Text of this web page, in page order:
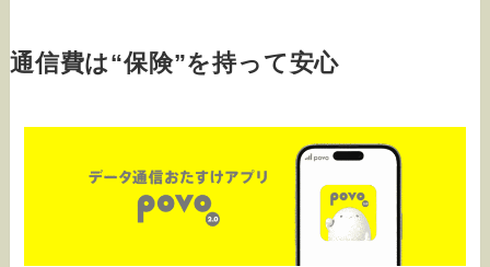
通信費は“保険”を持って安心